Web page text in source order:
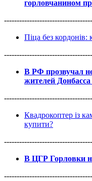
горловчанином
Піца без кордонів:
В РФ прозвучал
жителей
Квадрокоптер із
купити?
В ЦГР Горловки